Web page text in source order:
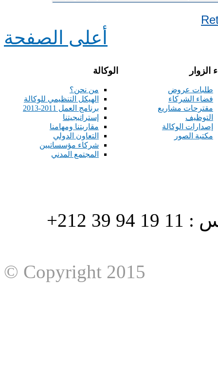
أعلى الصفحة
الوكالة
من نحن؟
الهيكل التنظيمي للوكالة
برنامج العمل 2011-2013
إستراتيجيتنا
مقاربتنا ومهامنا
التعاون الدولي
شركاء مؤسساتيين
المجتمع المدني
الزوار
طلبات عروض
فضاء الشركاء
مقترحات مشاريع
التوظيف
إصدارات الوكالة
مكتبة الصور
هاتف : 90/88 32 94 39 212+ فاكس : 11 19 94 39 212+
© Copyright 2015